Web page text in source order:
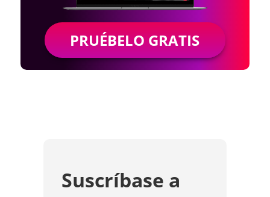
PRUÉBELO GRATIS
Suscríbase a